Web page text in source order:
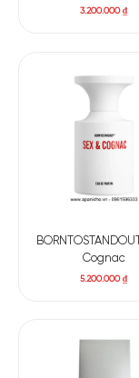
mở ra như
lạnh tinh khiết.
cam đắng thêm
aldehydes cùng
cảm và sâu lắng
3.200.000₫
Cognac
5.200.000₫